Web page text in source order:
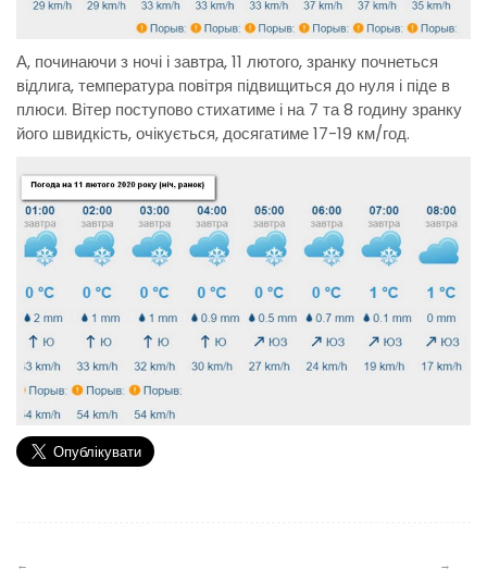
А, починаючи з ночі і завтра, 11 лютого, зранку почнеться
відлига, температура повітря підвищиться до нуля і піде в
плюси. Вітер поступово стихатиме і на 7 та 8 годину зранку
його швидкість, очікується, досягатиме 17-19 км/год.